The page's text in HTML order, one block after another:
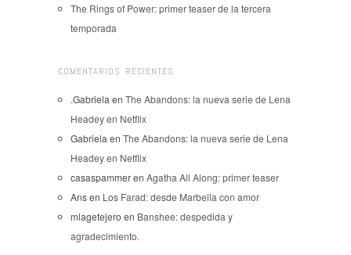
The Rings of Power: primer teaser de la tercera
temporada
COMENTARIOS RECIENTES
.Gabriela en The Abandons: la nueva serie de Lena
Headey en Netflix
Gabriela en The Abandons: la nueva serie de Lena
Headey en Netflix
casaspammeren Agatha All Along: primer teaser
Ansen Los Farad: desde Marbella con amor
mlagetejero en Banshee: despedida y
agradecimiento.